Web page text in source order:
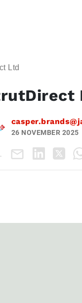
Ltd
26 NOVEMBER 2025